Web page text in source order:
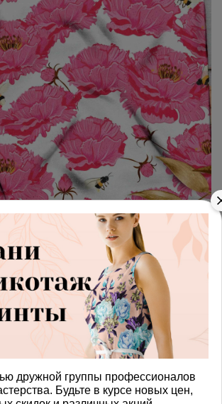
арт. 428750_fleece
крупные розовые
к оптовым ценам
В корзину
дружной группы профессионалов
Будьте в курсе новых цен,